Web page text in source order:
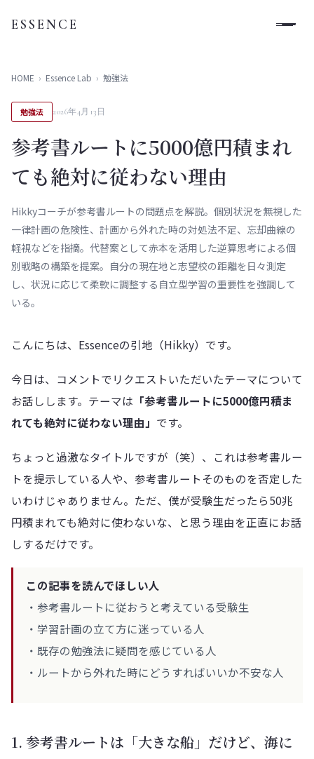
ESSENCE
HOME › Essence Lab › 勉強法
勉強法 2026年4月13日
参考書ルートに5000億円積まれ
ても絶対に従わない理由
Hikkyコーチが参考書ルートの問題点を解説。個別状況を無視した
一律計画の危険性、計画から外れた時の対処法不足、忘却曲線の
軽視などを指摘。代替案として赤本を活用した逆算思考による個
別戦略の構築を提案。自分の現在地と志望校の距離を日々測定
し、状況に応じて柔軟に調整する自立型学習の重要性を強調して
いる。
こんにちは、Essenceの引地（Hikky）です。
今日は、コメントでリクエストいただいたテーマについて
お話しします。テーマは 「参考書ルートに5000億円積ま
れても絶対に従わない理由」 です。
ちょっと過激なタイトルですが（笑）、これは参考書ルー
トを提示している人や、参考書ルートそのものを否定した
いわけじゃありません。ただ、僕が受験生だったら50兆
円積まれても絶対に使わないな、と思う理由を正直にお話
しするだけです。
この記事を読んでほしい人
・参考書ルートに従おうと考えている受験生
・学習計画の立て方に迷っている人
・既存の勉強法に疑問を感じている人
・ルートから外れた時にどうすればいいか不安な人
1. 参考書ルートは「大きな船」だけど、海に